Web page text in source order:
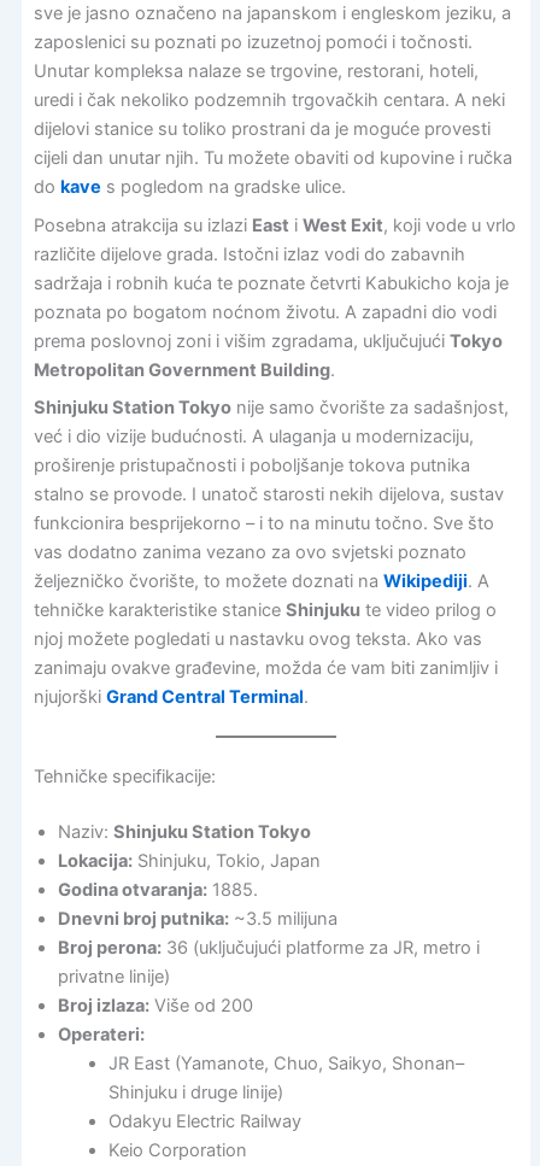
sve je jasno označeno na japanskom i engleskom jeziku, a
zaposlenici su poznati po izuzetnoj pomoći i točnosti.
Unutar kompleksa nalaze se trgovine, restorani, hoteli,
uredi i čak nekoliko podzemnih trgovačkih centara. A neki
dijelovi stanice su toliko prostrani da je moguće provesti
cijeli dan unutar njih. Tu možete obaviti od kupovine i ručka
do kave s pogledom na gradske ulice.
Posebna atrakcija su izlazi East i West Exit, koji vode u vrlo
različite dijelove grada. Istočni izlaz vodi do zabavnih
sadržaja i robnih kuća te poznate četvrti Kabukicho koja je
poznata po bogatom noćnom životu. A zapadni dio vodi
prema poslovnoj zoni i višim zgradama, uključujući Tokyo
Metropolitan Government Building.
Shinjuku Station Tokyonije samo čvorište za sadašnjost,
već i dio vizije budućnosti. A ulaganja u modernizaciju,
proširenje pristupačnosti i poboljšanje tokova putnika
stalno se provode. I unatoč starosti nekih dijelova, sustav
funkcionira besprijekorno – i to na minutu točno. Sve što
vas dodatno zanima vezano za ovo svjetski poznato
željezničko čvorište, to možete doznati na Wikipediji. A
tehničke karakteristike stanice Shinjuku te video prilog o
njoj možete pogledati u nastavku ovog teksta. Ako vas
zanimaju ovakve građevine, možda će vam biti zanimljiv i
njujorški Grand Central Terminal.
Tehničke specifikacije:
Naziv: Shinjuku Station Tokyo
Lokacija:Shinjuku, Tokio, Japan
Godina otvaranja:1885.
Dnevni broj putnika:~3.5 milijuna
Broj perona:36 (uključujući platforme za JR, metro i
privatne linije)
Broj izlaza:Više od 200
Operateri:
JR East (Yamanote, Chuo, Saikyo, Shonan–
Shinjuku i druge linije)
Odakyu Electric Railway
Keio Corporation